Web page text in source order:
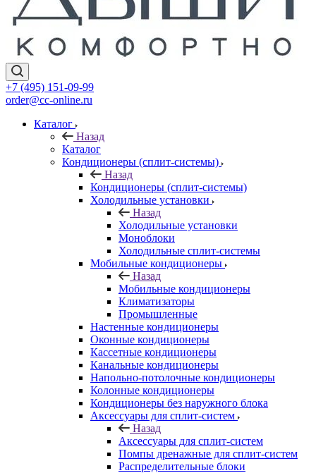
+7 (495) 151-09-99
order@cc-online.ru
Каталог
Назад
Каталог
Кондиционеры (сплит-системы)
Назад
Кондиционеры (сплит-системы)
Холодильные установки
Назад
Холодильные установки
Моноблоки
Холодильные сплит-системы
Мобильные кондиционеры
Назад
Мобильные кондиционеры
Климатизаторы
Промышленные
Настенные кондиционеры
Оконные кондиционеры
Кассетные кондиционеры
Канальные кондиционеры
Напольно-потолочные кондиционеры
Колонные кондиционеры
Кондиционеры без наружного блока
Аксессуары для сплит-систем
Назад
Аксессуары для сплит-систем
Помпы дренажные для сплит-систем
Распределительные блоки